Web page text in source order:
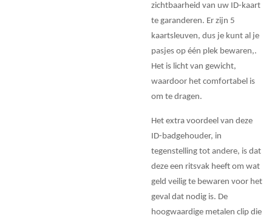
zichtbaarheid van uw ID-kaart
te garanderen. Er zijn 5
kaartsleuven, dus je kunt al je
pasjes op één plek bewaren,.
Het is licht van gewicht,
waardoor het comfortabel is
om te dragen.
Het extra voordeel van deze
ID-badgehouder, in
tegenstelling tot andere, is dat
deze een ritsvak heeft om wat
geld veilig te bewaren voor het
geval dat nodig is. De
hoogwaardige metalen clip die